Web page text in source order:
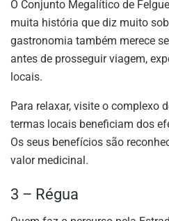
O Conjunto Megalítico de
muita história que diz muito
gastronomia também merece
antes de prosseguir viagem,
locais.
Para relaxar, visite o complexo
termas locais beneficiam dos
Os seus benefícios são
valor medicinal.
3 – Régua